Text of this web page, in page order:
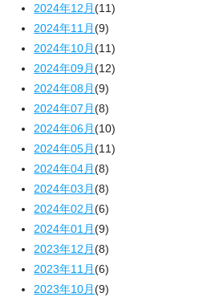
2024年12月(11)
2024年11月(9)
2024年10月(11)
2024年09月(12)
2024年08月(9)
2024年07月(8)
2024年06月(10)
2024年05月(11)
2024年04月(8)
2024年03月(8)
2024年02月(6)
2024年01月(9)
2023年12月(8)
2023年11月(6)
2023年10月(9)